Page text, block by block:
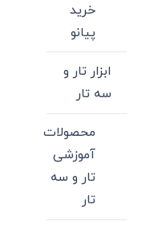
خرید
پیانو
ابزار تار و
سه تار
محصولات
آموزشی
تار و سه
تار